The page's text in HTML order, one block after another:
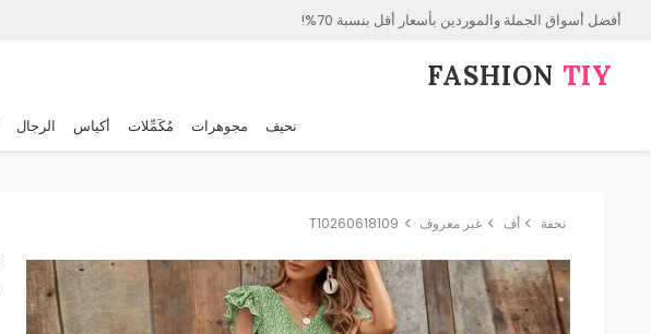
أفضل أسواق الجملة والموردين بأسعار أقل بنسبة 70%!
FASHION⁠ TIY
نحيف مجوهرات مُكَمِّلات أكياس الرجال
نحفة أف غير معروف T10260618109